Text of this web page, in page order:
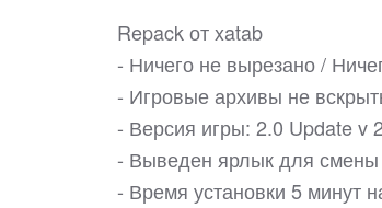
Repack от xatab
- Ничего не вырезано /
- Игровые архивы не
- Версия игры: 2.0 Update v
- Выведен ярлык для смены
- Время установки 5 минут